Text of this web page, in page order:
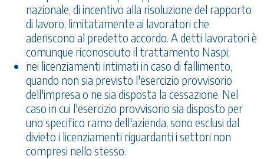
nazionale, di incentivo alla risoluzione del rapporto
di lavoro, limitatamente ai lavoratori che
aderiscono al predetto accordo. A detti lavoratori è
comunque riconosciuto il trattamento Naspi;
nei licenziamenti intimati in caso di fallimento,
quando non sia previsto l'esercizio provvisorio
dell'impresa o ne sia disposta la cessazione. Nel
caso in cui l'esercizio provvisorio sia disposto per
uno specifico ramo dell'azienda, sono esclusi dal
divieto i licenziamenti riguardanti i settori non
compresi nello stesso.